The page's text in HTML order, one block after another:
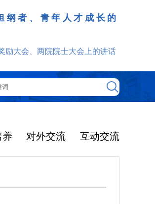
纲者、青年人才成长的
大会、两院院士大会上的讲话
养 对外交流 互动交流